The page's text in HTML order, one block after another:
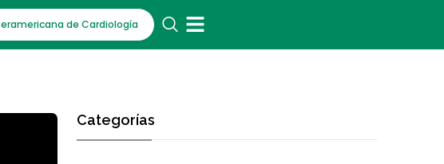
de Cardiología
Categorías